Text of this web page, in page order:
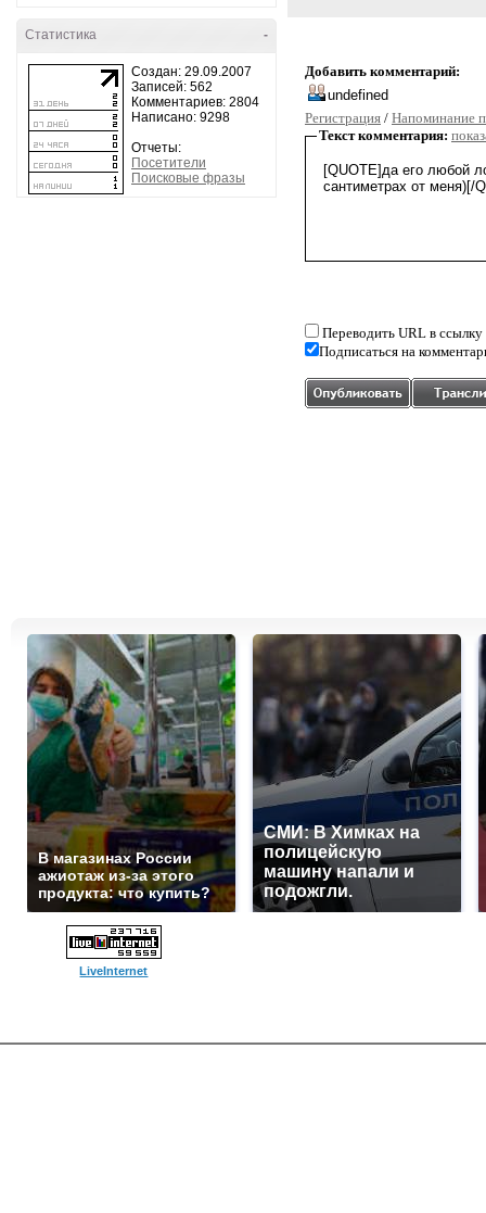
-
Статистика
Создан: 29.09.2007
Записей: 562
Комментариев: 2804
Написано: 9298
Отчеты:
Посетители
Поисковые фразы
Добавить комментарий:
Регистрация / Напоминание
Текст комментария:
Переводить URL в ссылку
Подписаться на
В магазинах России
ажиотаж из-за этого
продукта: что купить?
СМИ: В Химках на
полицейскую
машину напали и
подожгли.
LiveInternet